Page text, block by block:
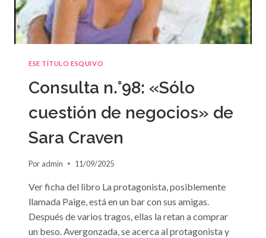
ESE TÍTULO ESQUIVO
Consulta n.°98: «Sólo
cuestión de negocios» de
Sara Craven
Por admin 11/09/2025
Ver ficha del libro La protagonista, posiblemente
llamada Paige, está en un bar con sus amigas.
Después de varios tragos, ellas la retan a comprar
un beso. Avergonzada, se acerca al protagonista y